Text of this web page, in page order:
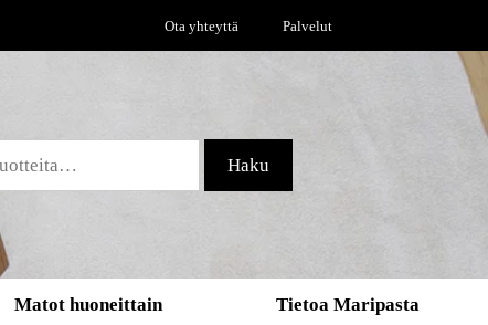
Ota yhteyttä Palvelut
Haku
Matot huoneittain Tietoa Maripasta